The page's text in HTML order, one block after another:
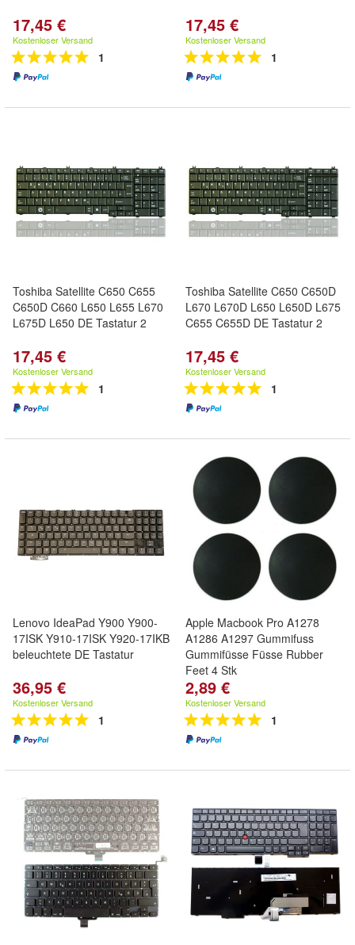
17,45 €
Kostenloser Versand
1
17,45 €
Kostenloser Versand
1
Toshiba Satellite C650 C655
C650D C660 L650 L655 L670
L675D L650 DE Tastatur 2
17,45 €
Kostenloser Versand
1
Toshiba Satellite C650 C650D
L670 L670D L650 L650D L675
C655 C655D DE Tastatur 2
17,45 €
Kostenloser Versand
1
Lenovo IdeaPad Y900 Y900-
17ISK Y910-17ISK Y920-17IKB
beleuchtete DE Tastatur
36,95 €
Kostenloser Versand
1
Apple Macbook Pro A1278
A1286 A1297 Gummifuss
Gummifüsse Füsse Rubber
Feet 4 Stk
2,89 €
Kostenloser Versand
1